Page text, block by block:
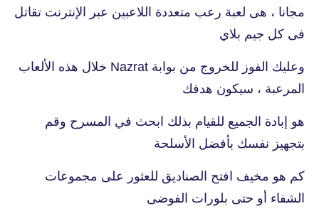
مجانا ، هى لعبة رعب متعددة اللاعبين عبر الإنترنت تقاتل
فى كل جيم بلاي
وعليك الفوز للخروج من بوابة Nazrat خلال هذه الألعاب
المرعبة ، سيكون هدفك
هو إبادة الجميع للقيام بذلك ابحث في المسرح وقم
بتجهيز نفسك بأفضل الأسلحة
كم هو مخيف افتح الصناديق للعثور على مجموعات
الشفاء أو حتى بلورات الفوضى